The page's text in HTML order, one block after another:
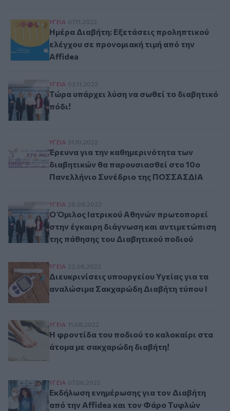
Ημέρα Διαβήτη: Εξετάσεις προληπτικού
ΥΓΕΙΑ 07.11.2022
Ημέρα Διαβήτη: Εξετάσεις προληπτικού
ελέγχου σε προνομιακή τιμή από την
Affidea
Τώρα υπάρχει λύση να σωθεί το διαβητικό
ΥΓΕΙΑ 03.11.2022
Τώρα υπάρχει λύση να σωθεί το διαβητικό
πόδι!
Έρευνα για την καθημερινότητα των
ΥΓΕΙΑ 31.10.2022
Έρευνα για την καθημερινότητα των
διαβητικών θα παρουσιασθεί στο 10ο
Πανελλήνιο Συνέδριο της ΠΟΣΣΑΣΔΙΑ
Ο Όμιλος Ιατρικού Αθηνών πρωτοπορεί στην
ΥΓΕΙΑ 28.09.2022
Ο Όμιλος Ιατρικού Αθηνών πρωτοπορεί
στην έγκαιρη διάγνωση και αντιμετώπιση
της πάθησης του Διαβητικού ποδιού
Διευκρινίσεις υπουργείου Υγείας για τα
ΥΓΕΙΑ 22.08.2022
Διευκρινίσεις υπουργείου Υγείας για τα
αναλώσιμα Σακχαρώδη Διαβήτη τύπου Ι
Η φροντίδα του ποδιού το καλοκαίρι στα
ΥΓΕΙΑ 11.08.2022
Η φροντίδα του ποδιού το καλοκαίρι στα
άτομα με σακχαρώδη διαβήτη!
Εκδήλωση ενημέρωσης για τον Διαβήτη από
ΥΓΕΙΑ 07.06.2022
Εκδήλωση ενημέρωσης για τον Διαβήτη
από την Affidea και τον Φάρο Τυφλών